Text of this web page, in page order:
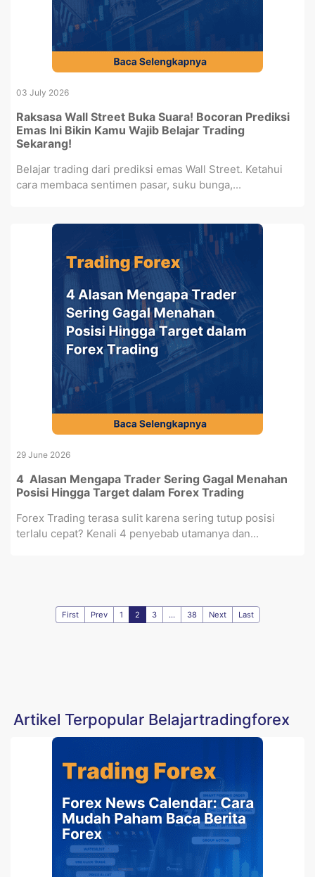
03 July 2026
Raksasa Wall Street Buka Suara! Bocoran Prediksi
Emas Ini Bikin Kamu Wajib Belajar Trading
Sekarang!
Belajar trading dari prediksi emas Wall Street. Ketahui
cara membaca sentimen pasar, suku bunga,...
29 June 2026
4 Alasan Mengapa Trader Sering Gagal Menahan
Posisi Hingga Target dalam Forex Trading
Forex Trading terasa sulit karena sering tutup posisi
terlalu cepat? Kenali 4 penyebab utamanya dan...
First Prev 1 2 3 ... 38 Next Last
Artikel Terpopular Belajartradingforex